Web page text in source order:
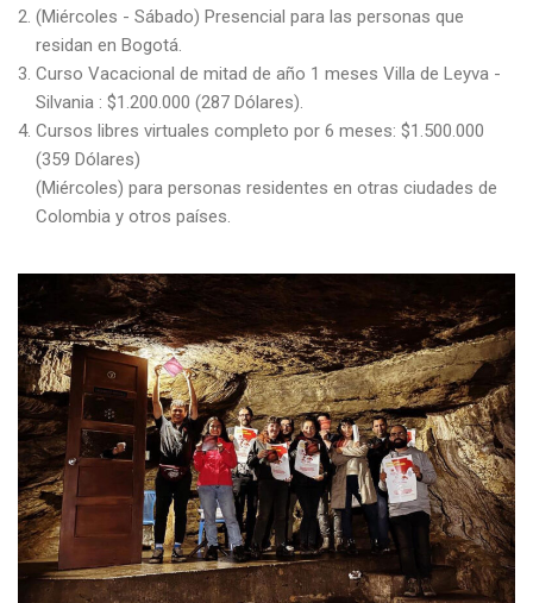
(Miércoles - Sábado) Presencial para las personas que
residan en Bogotá.
Curso Vacacional de mitad de año 1 meses Villa de Leyva -
Silvania : $1.200.000 (287 Dólares).
Cursos libres virtuales completo por 6 meses: $1.500.000
(359 Dólares)
(Miércoles) para personas residentes en otras ciudades de
Colombia y otros países.